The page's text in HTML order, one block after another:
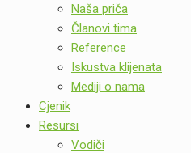
Naša priča
Članovi tima
Reference
Iskustva klijenata
Mediji o nama
Cjenik
Resursi
Vodiči